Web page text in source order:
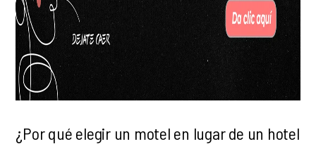
¿Por qué elegir un motel en lugar de un hotel